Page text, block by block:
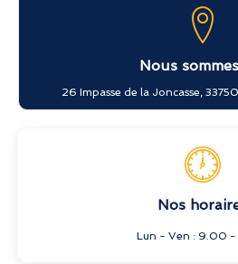
Nous
26 Impasse de la Joncasse,
Nos
Lun - Ven : 9.00 -